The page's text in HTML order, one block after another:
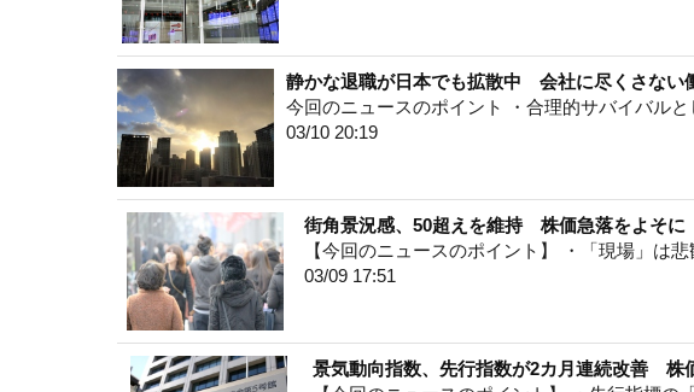
静かな退職が日本でも拡散中 会社に尽くさない
今回のニュースのポイント ・合理的サバイバルと
03/10 20:19
街角景況感、50超えを維持 株価急落をよそに
【今回のニュースのポイント】 ・「現場」は
03/09 17:51
景気動向指数、先行指数が2カ月連続改善 株